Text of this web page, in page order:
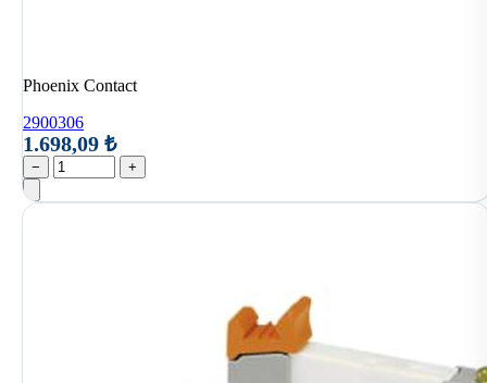
Phoenix Contact
2900306
1.698,09 ₺
− +